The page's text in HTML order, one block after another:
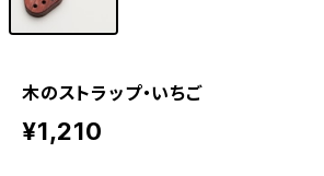
木のストラップ・いちご
¥1,210